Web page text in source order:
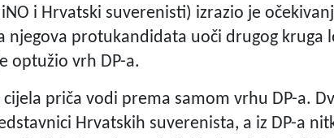
i Hrvatski suverenisti) izrazio je
njegova protukandidata uoči drugog kruga
optužio vrh DP-a.
priča vodi prema samom vrhu DP-a.
Hrvatskih suverenista, a iz DP-a